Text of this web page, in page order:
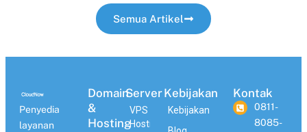
Semua Artikel
Penyedia
layanan
Domain
&
Hosting
Server
VPS
Hosting
Kebijakan
Kebijakan
Kontak
0811-
8085-